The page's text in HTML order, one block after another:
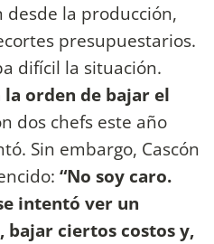
desde la producción,
presupuestarios.
difícil la situación.
orden de bajar el
dos chefs este año
Sin embargo, Cascón
“No soy caro.
intentó ver un
ciertos costos y,